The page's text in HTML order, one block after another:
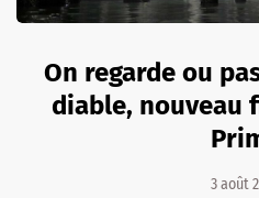
On regarde ou
diable, nouveau
3 août